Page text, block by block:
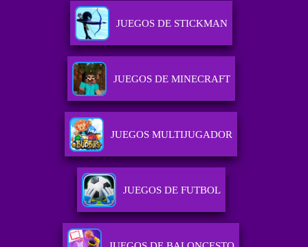
JUEGOS DE STICKMAN
JUEGOS DE MINECRAFT
JUEGOS MULTIJUGADOR
JUEGOS DE FUTBOL